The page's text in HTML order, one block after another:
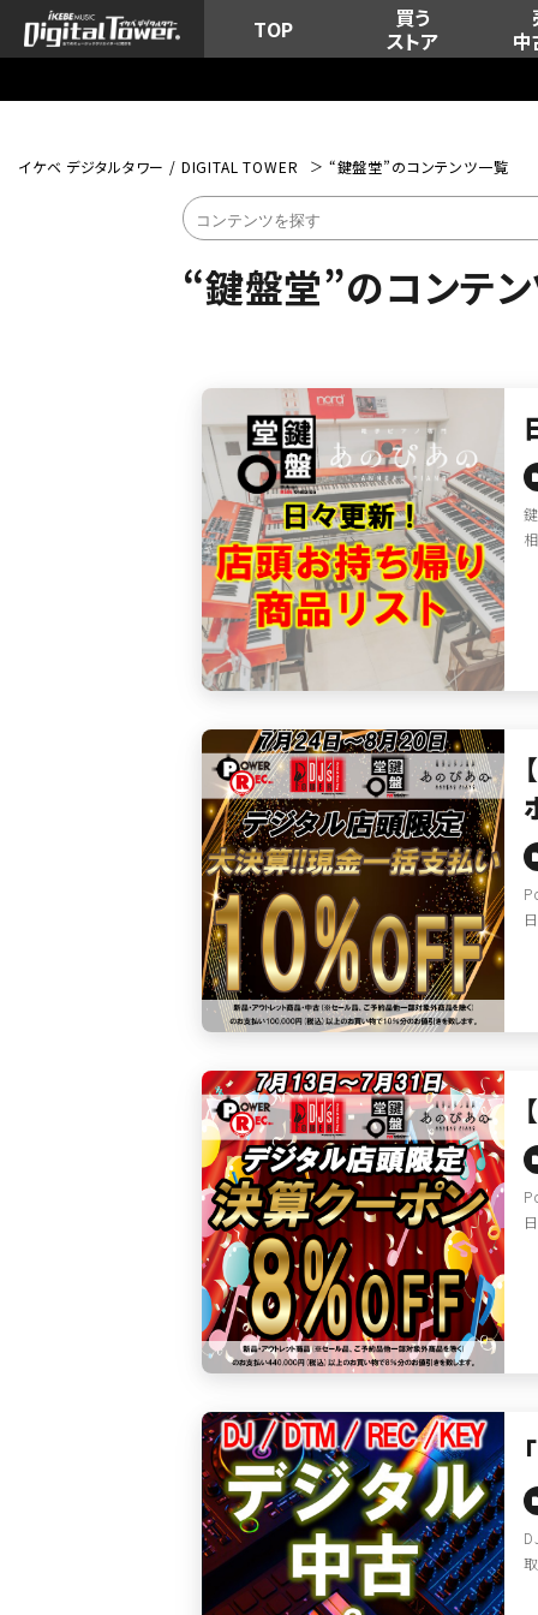
TOP
買う
ストア
イケベ デジタルタワー / DIGITAL TOWER “鍵盤堂”のコンテンツ一覧
“鍵盤堂”のコンテ